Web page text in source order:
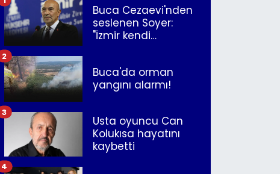
Buca Cezaevi'nden
seslenen Soyer:
"İzmir kendi
Buca'da orman
yangını alarmı!
2
Usta oyuncu Can
Kolukısa hayatını
kaybetti
3
4